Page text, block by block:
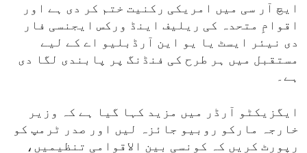
ایچ آر سی میں امریکی رکنیت ختم کر دی ہے اور
اقوامِ متحدہ کی ریلیف اینڈ ورکس ایجنسی فار
دی نیئر ایسٹ یا یو این آرڈبلیو اے کے لیے
مستقبل میں ہر طرح کی فنڈنگ پر پابندی لگا دی
ہے۔
ایگزیکٹو آرڈر میں مزید کہا گیا ہے کہ وزیر
خارجہ مارکو روبیو جائزہ لیں اور صدر ٹرمپ کو
رپورٹ کریں کہ کونسی بین الاقوامی تنظیمیں،